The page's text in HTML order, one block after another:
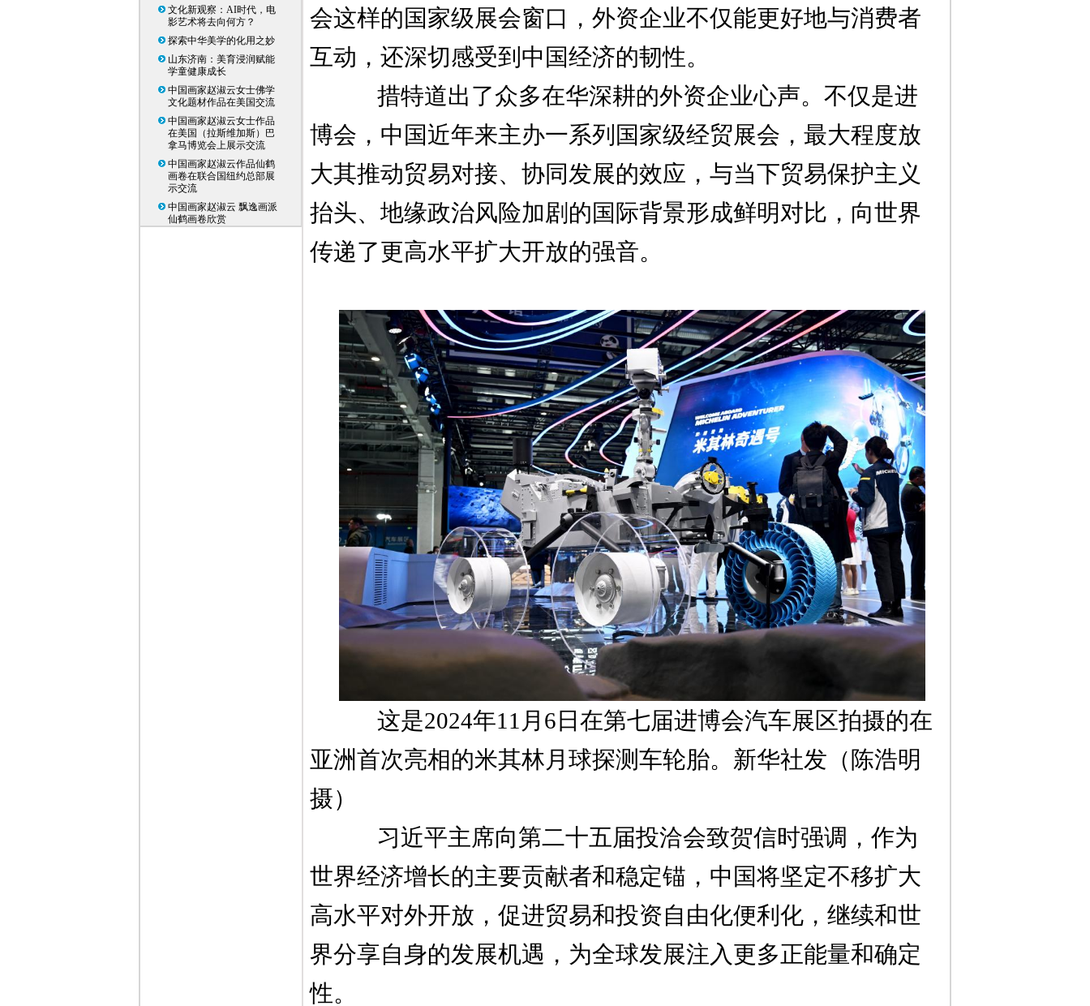
文化新观察：AI时代，电
影艺术将去向何方？
探索中华美学的化用之妙
山东济南：美育浸润赋能
学童健康成长
中国画家赵淑云女士佛学
文化题材作品在美国交流
中国画家赵淑云女士作品
在美国（拉斯维加斯）巴
拿马博览会上展示交流
中国画家赵淑云作品仙鹤
画卷在联合国纽约总部展
示交流
中国画家赵淑云 飘逸画派
仙鹤画卷欣赏
会这样的国家级展会窗口，外资企业不仅能更好地与消费者
互动，还深切感受到中国经济的韧性。
措特道出了众多在华深耕的外资企业心声。不仅是进
博会，中国近年来主办一系列国家级经贸展会，最大程度放
大其推动贸易对接、协同发展的效应，与当下贸易保护主义
抬头、地缘政治风险加剧的国际背景形成鲜明对比，向世界
传递了更高水平扩大开放的强音。
这是2024年11 月 6 日在第七届进博会汽车展区拍摄的在
亚洲首次亮相的米其林月球探测车轮胎。新华社发（陈浩明
摄）
习近平主席向第二十五届投洽会致贺信时强调，作为
世界经济增长的主要贡献者和稳定锚，中国将坚定不移扩大
高水平对外开放，促进贸易和投资自由化便利化，继续和世
界分享自身的发展机遇，为全球发展注入更多正能量和确定
性。